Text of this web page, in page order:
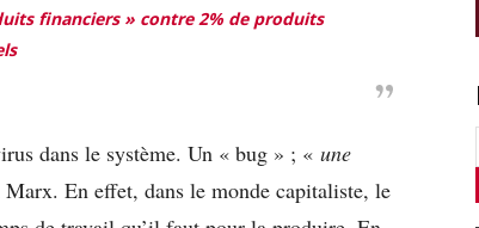
financiers » contre 2% de produits
dans le système. Un « bug » ; « une
En effet, dans le monde capitaliste, le